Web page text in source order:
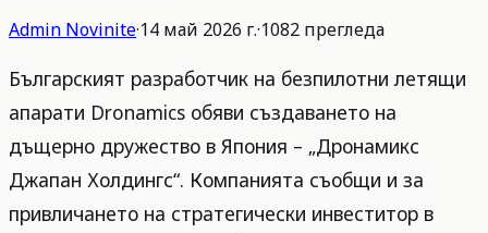
Admin Novinite·14 май 2026 г.·1082 прегледа
Българският разработчик на безпилотни летящи
апарати Dronamics обяви създаването на
дъщерно дружество в Япония – „Дронамикс
Джапан Холдингс“. Компанията съобщи и за
привличането на стратегически инвеститор в